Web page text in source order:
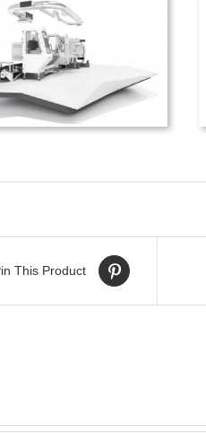
This Product